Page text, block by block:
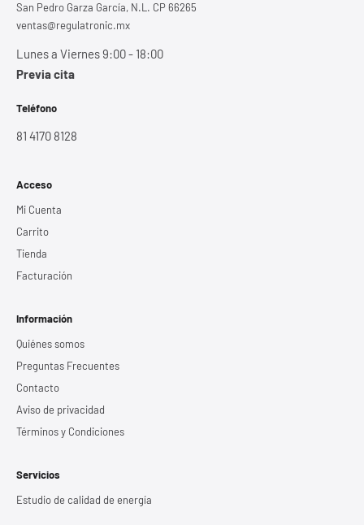
San Pedro Garza García, N.L. CP 66265
ventas@regulatronic.mx
Lunes a Viernes 9:00 - 18:00
Previa cita
Teléfono
81 4170 8128
Acceso
Mi Cuenta
Carrito
Tienda
Facturación
Información
Quiénes somos
Preguntas Frecuentes
Contacto
Aviso de privacidad
Términos y Condiciones
Servicios
Estudio de calidad de energía